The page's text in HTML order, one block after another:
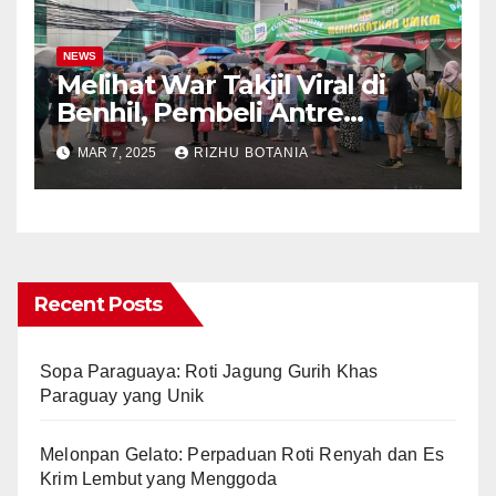
NEWS
Melihat War Takjil Viral di
Benhil, Pembeli Antre
Panjang meski Gerimis
MAR 7, 2025 RIZHU BOTANIA
Recent Posts
Sopa Paraguaya: Roti Jagung Gurih Khas
Paraguay yang Unik
Melonpan Gelato: Perpaduan Roti Renyah dan Es
Krim Lembut yang Menggoda